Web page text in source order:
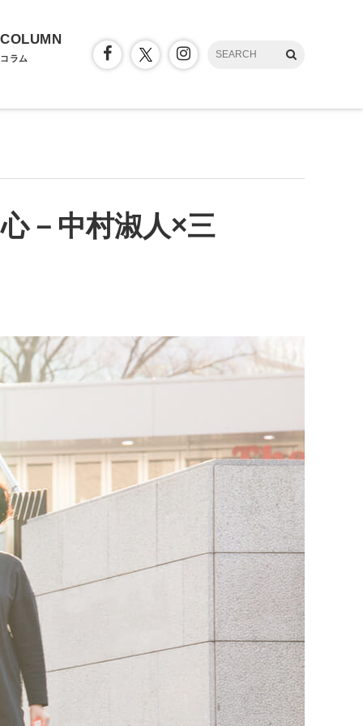
COLUMN
コラム
－中村淑人×三